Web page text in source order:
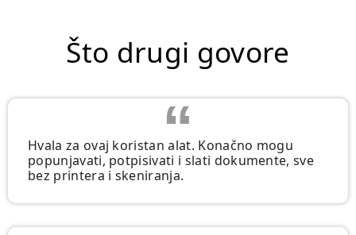
Što drugi govore
Hvala za ovaj koristan alat. Konačno mogu
popunjavati, potpisivati i slati dokumente, sve
bez printera i skeniranja.